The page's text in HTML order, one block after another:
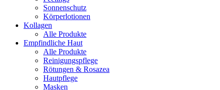
Sonnenschutz
Körperlotionen
Kollagen
Alle Produkte
Empfindliche Haut
Alle Produkte
Reinigungspflege
Rötungen & Rosazea
Hautpflege
Masken